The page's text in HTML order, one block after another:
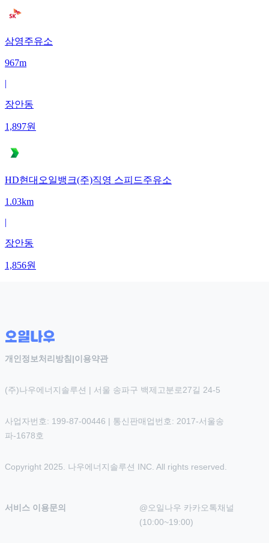
삼영주유소
967m
|
장안동
1,897원
HD현대오일뱅크(주)직영 스피드주유소
1.03km
|
장안동
1,856원
개인정보처리방침 |이용약관
(주)나우에너지솔루션 | 서울 송파구 백제고분로27길 24-5
사업자번호: 199-87-00446 | 통신판매업번호: 2017-서울송
파-1678호
Copyright 2025. 나우에너지솔루션 INC. All rights reserved.
서비스 이용문의
@오일나우 카카오톡채널
(10:00~19:00)